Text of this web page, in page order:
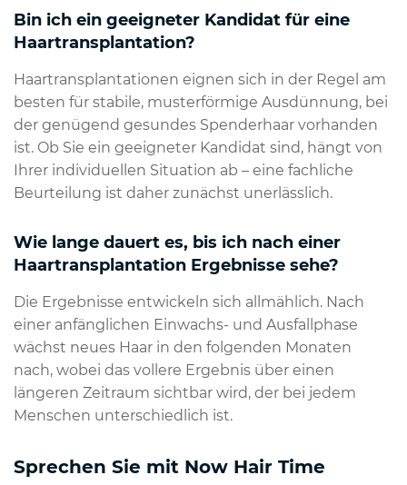
Bin ich ein geeigneter Kandidat für eine
Haartransplantation?
Haartransplantationen eignen sich in der Regel am
besten für stabile, musterförmige Ausdünnung, bei
der genügend gesundes Spenderhaar vorhanden
ist. Ob Sie ein geeigneter Kandidat sind, hängt von
Ihrer individuellen Situation ab – eine fachliche
Beurteilung ist daher zunächst unerlässlich.
Wie lange dauert es, bis ich nach einer
Haartransplantation Ergebnisse sehe?
Die Ergebnisse entwickeln sich allmählich. Nach
einer anfänglichen Einwachs- und Ausfallphase
wächst neues Haar in den folgenden Monaten
nach, wobei das vollere Ergebnis über einen
längeren Zeitraum sichtbar wird, der bei jedem
Menschen unterschiedlich ist.
Sprechen Sie mit Now Hair Time